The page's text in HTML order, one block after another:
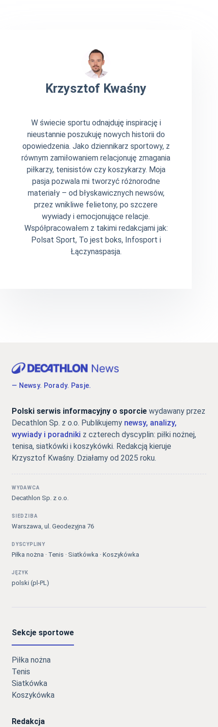
Krzysztof Kwaśny
W świecie sportu odnajduję inspirację i
nieustannie poszukuję nowych historii do
opowiedzenia. Jako dziennikarz sportowy, z
równym zamiłowaniem relacjonuję zmagania
piłkarzy, tenisistów czy koszykarzy. Moja
pasja pozwala mi tworzyć różnorodne
materiały – od błyskawicznych newsów,
przez wnikliwe felietony, po szczere
wywiady i emocjonujące relacje.
Współpracowałem z takimi redakcjami jak:
Polsat Sport, To jest boks, Infosport i
Łączynaspasja.
— Newsy. Porady. Pasje.
Polski serwis informacyjny o sporcie wydawany przez
Decathlon Sp. z o.o. Publikujemy newsy, analizy,
wywiady i poradniki z czterech dyscyplin: piłki nożnej,
tenisa, siatkówki i koszykówki. Redakcją kieruje
Krzysztof Kwaśny. Działamy od 2025 roku.
WYDAWCA
Decathlon Sp. z o.o.
SIEDZIBA
Warszawa, ul. Geodezyjna 76
DYSCYPLINY
Piłka nożna · Tenis · Siatkówka · Koszykówka
JĘZYK
polski (pl-PL)
Sekcje sportowe
Piłka nożna
Tenis
Siatkówka
Koszykówka
Redakcja